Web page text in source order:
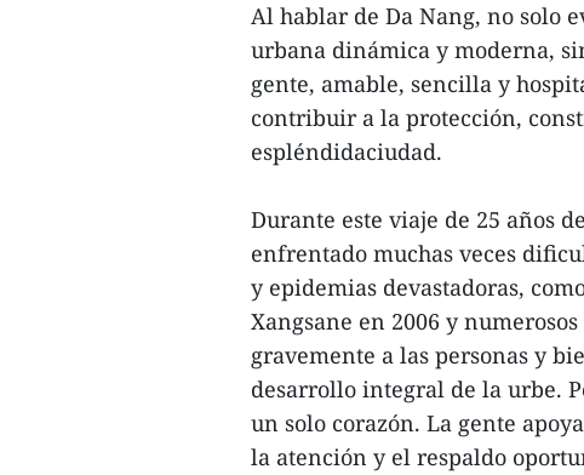
Al hablar de Da Nang, no solo
urbana dinámica y moderna,
gente, amable, sencilla y
contribuir a la protección,
espléndidaciudad.
Durante este viaje de 25 años
enfrentado muchas veces
y epidemias devastadoras,
Xangsane en 2006 y
gravemente a las personas y
desarrollo integral de la urbe.
un solo corazón. La gente
la atención y el respaldo